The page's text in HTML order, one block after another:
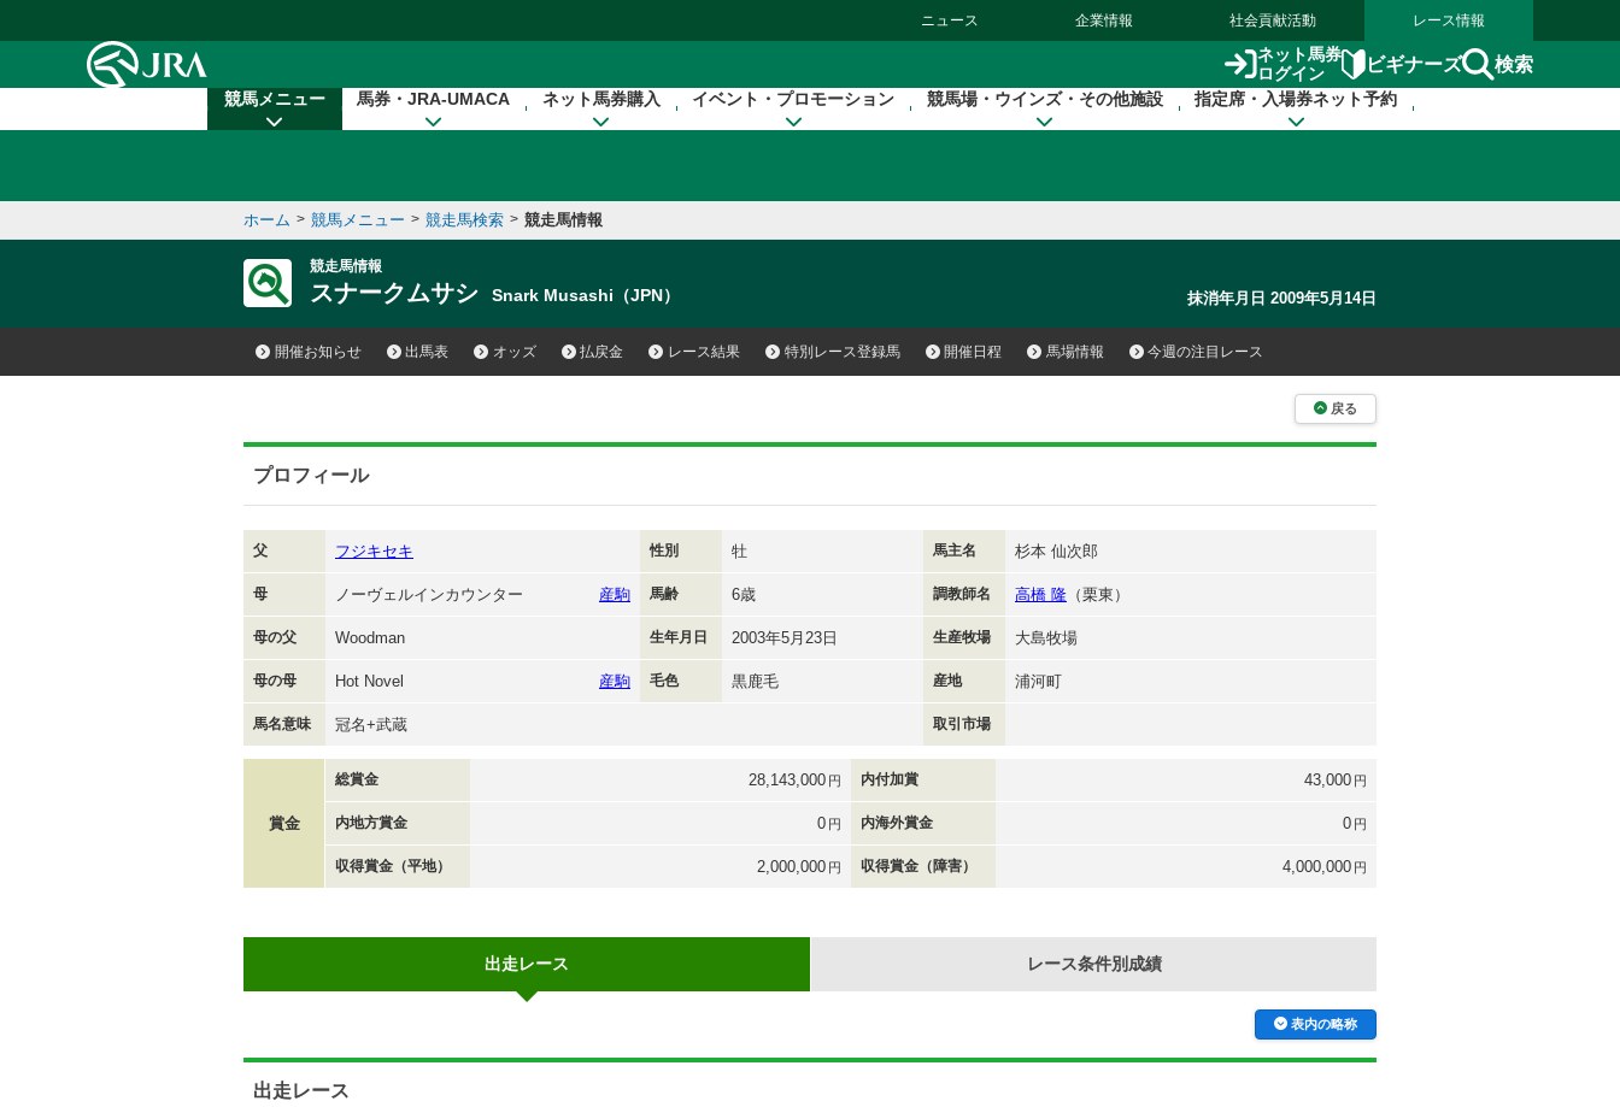
ニュース 企業情報 社会貢献活動 レース情報
ネット馬券
ログイン
ビギナーズ 検索
競馬メニュー 馬券・JRA-UMACA ネット馬券購入 イベント・プロモーション 競馬場・ウインズ・その他施設 指定席・入場券ネット予約
ホーム > 競馬メニュー > 競走馬検索 > 競走馬情報
競走馬情報
スナークムサシ Snark Musashi（JPN） 抹消年月日 2009年5月14日
開催お知らせ 出馬表 オッズ 払戻金 レース結果 特別レース登録馬 開催日程 馬場情報 今週の注目レース
戻る
プロフィール
父 フジキセキ 性別 牡 馬主名 杉本 仙次郎
母 ノーヴェルインカウンター 産駒 馬齢 6歳 調教師名 高橋 隆 （栗東）
母の父 Woodman 生年月日 2003年5月23日 生産牧場 大島牧場
母の母 Hot Novel 産駒 毛色 黒鹿毛 産地 浦河町
馬名意味 冠名+武蔵 取引市場
賞金
総賞金 28,143,000 円 内付加賞 43,000 円
内地方賞金 0 円 内海外賞金 0 円
収得賞金（平地） 2,000,000 円 収得賞金（障害） 4,000,000 円
出走レース レース条件別成績
表内の略称
出走レース